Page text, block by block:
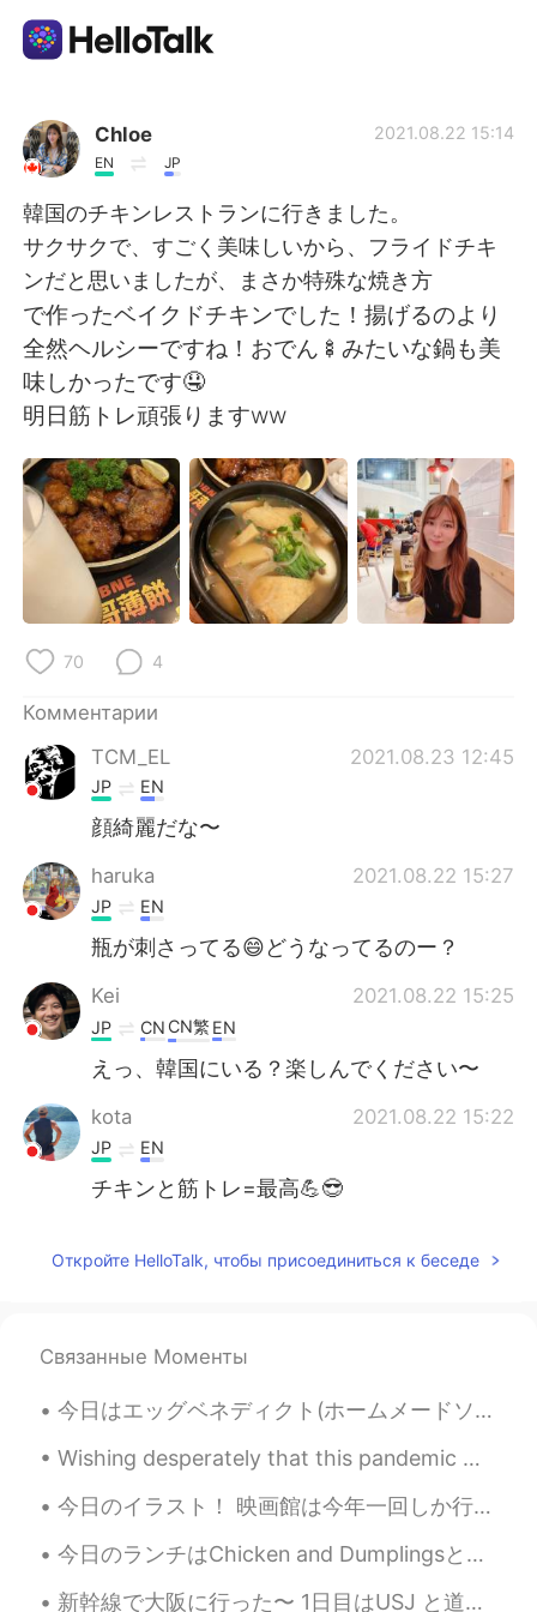
Приложение для Языкового Обмена
AI Grammar Checker
Русский
English 简体中文
繁體中文 Español
العربية Français
Deutsch 日本語
한국어 ไทย
Indonesia
Türkçe
Português
Chloe
EN JP
2021.08.22 15:14
韓国のチキンレストランに行きました。
サクサクで、すごく美味しいから、フライドチキ
ンだと思いましたが、まさか特殊な焼き方
で作ったベイクドチキンでした！揚げるのより
全然ヘルシーですね！おでん🍢みたいな鍋も美
味しかったです🤤
明日筋トレ頑張りますww
70 4
Комментарии
TCM_EL
2021.08.23 12:45
JP EN
顔綺麗だな〜
haruka 2021.08.22 15:27
JP EN
瓶が刺さってる😄どうなってるのー？
Kei 2021.08.22 15:25
JP CN CN繁 EN
えっ、韓国にいる？楽しんでください〜
kota 2021.08.22 15:22
JP EN
チキンと筋トレ=最高💪😎
Откройте HelloTalk, чтобы присоединиться к беседе
Связанные Моменты
今日はエッグベネディクト(ホームメードソーセージパテ付き)を作りました！ 自分はポーチエッグ好きじゃないから、最後に作った時は4年前まだ料理学校に通ってた時でした😂でもオランデーズソースは上手く...
Wishing desperately that this pandemic would end so we can hit the road again, but that doesn't m...
今日のイラスト！ 映画館は今年一回しか行ってないな… コロナで、制限が多すぎるし、行けるとしても飲食も禁止だよ😔 いつ日本に行けるのかな…やらなきゃいけないことがたくさんあるから、本当に焦ってる...
今日のランチはChicken and Dumplingsというスープを作りました! アジア人多分あんまり詳しくないけど、こういうスープはアメリカ人のsoul foodです。風邪を引いたら、チキン...
新幹線で大阪に行った〜 1日目はUSJ と道頓堀で夜ごはん SINGのショーが面白かったけど、やっぱりディズニーのほうが好き😞入場料、食事、記念品のメダルまで、ディズニーより高くて、少しビックリ...